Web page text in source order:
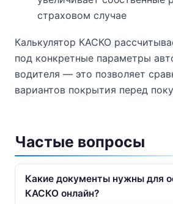
страховом случае
Калькулятор КАСКО
под конкретные параметры
водителя — это позволяет
вариантов покрытия перед
Частые вопросы
Какие документы нужны для
КАСКО онлайн?